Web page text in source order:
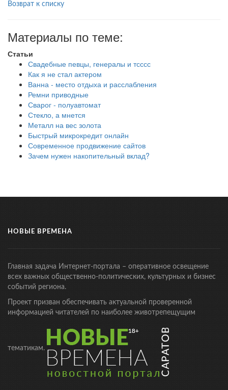
Возврат к списку
Материалы по теме:
Статьи
Свадебные певцы, генералы и тсссс
Как я не стал актером
Ванна - место отдыха и расслабления
Ремни приводные
Сварог - полуавтомат
Стекло, а мнется
Металл на вес золота
Быстрый микрокредит онлайн
Современное продвижение сайтов
Зачем нужен накопительный вклад?
НОВЫЕ ВРЕМЕНА
Главная задача Интернет-портала – оперативное освещение
всех важных общественно-политических, культурных и бизнес
событий региона.
Проект призван обеспечивать актуальной проверенной
информацией читателей по наиболее животрепещущим
тематикам.